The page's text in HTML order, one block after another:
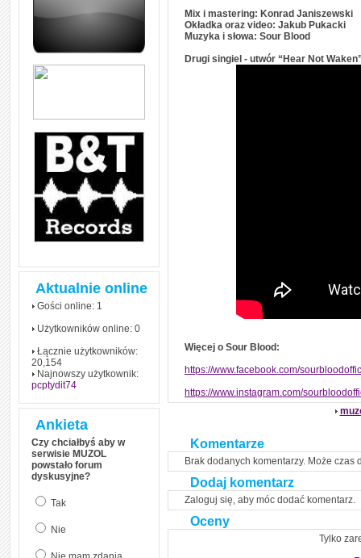
Jak nie powtarzać w
kółko tych samych błędów w
W jaki sposób 1000
formuł konwersacyjnych
pozwoli Ci opanować język
Angielskie przyimki
praktycznych przykładach,
dzięki którym łatwiej je
zapamiętasz
W końcu ktoś po ludzku i
zrozumiale wytłumaczył, na
czym polega mowa zależna
(reported speech) w języku
angielskim
Jak zacząć czytać
Aktualnie online
Gości online: 1
Użytkowników online: 0
Łącznie użytkowników:
20,154
Najnowszy użytkownik:
pcptydit74
Ankieta
Czy chciałbyś aby w
serwisie MUZOL
powstało forum
dyskusyjne?
Tak
Nie
Mix i mastering: Konrad Janiszewski
Okładka oraz video: Jakub Pukacki
Muzyka i słowa: Sour Blood
Drugi singiel - utwór “Hear Not
Więcej o Sour Blood:
https://www.facebook.com/
https://www.instagram.com/
Komentarze
Brak dodanych komentarzy. Może czas
Dodaj komentarz
Zaloguj się, aby móc dodać komentarz.
Oceny
Tylko